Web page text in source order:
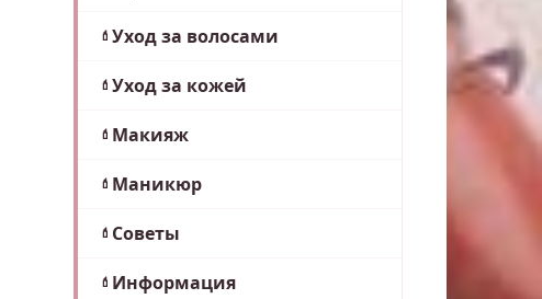
Уход за волосами
Уход за кожей
Макияж
Маникюр
Советы
Информация